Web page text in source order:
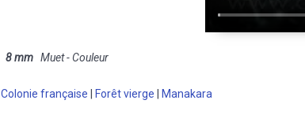
8 mm Muet - Couleur
Colonie française Forêt vierge Manakara